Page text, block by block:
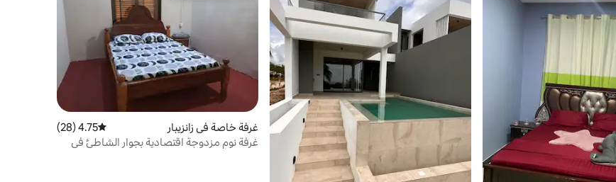
غرفة خاصة في زانزيبار متوسط التقييم 4.75 من 5، 28 مراجعات
4.75 (28)
غرفة نوم مزدوجة اقتصادية بجوار الشاطئ في